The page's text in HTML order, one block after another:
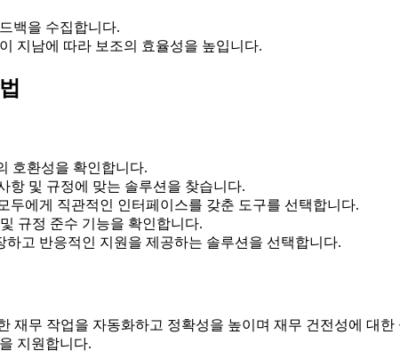
백을 수집합니다.
지남에 따라 보조의 효율성을 높입니다.
호환성을 확인합니다.
항 및 규정에 맞는 솔루션을 찾습니다.
두에게 직관적인 인터페이스를 갖춘 도구를 선택합니다.
규정 준수 기능을 확인합니다.
하고 반응적인 지원을 제공하는 솔루션을 선택합니다.
재무 작업을 자동화하고 정확성을 높이며 재무 건전성에 대
지원합니다.